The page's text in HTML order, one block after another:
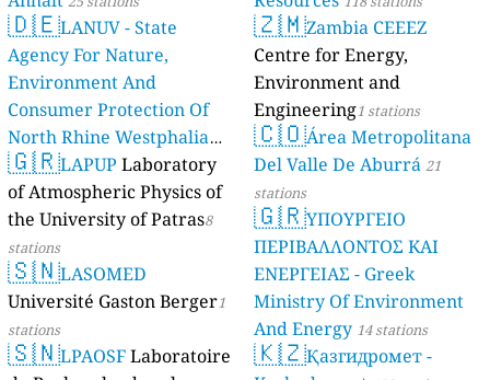
🇩🇪LANUV - State
Agency For Nature,
Environment And
Consumer Protection Of
North Rhine Westphalia
(Landesamt Für Natur,
Umwelt Und
Verbraucherschutz NRW)
61 stations
🇬🇷LAPUP Laboratory
of Atmospheric Physics of
the University of Patras8
stations
🇸🇳LASOMED
Université Gaston Berger1
stations
🇸🇳LPAOSF Laboratoire
🇿🇲Zambia CEEEZ
Centre for Energy,
Environment and
Engineering1 stations
🇨🇴Área Metropolitana
Del Valle De Aburrá 21
stations
🇬🇷ΥΠΟΥΡΓΕΙΟ
ΠΕΡΙΒΑΛΛΟΝΤΟΣ ΚΑΙ
ΕΝΕΡΓΕΙΑΣ - Greek
Ministry Of Environment
And Energy 14 stations
🇰🇿Қазгидромет -